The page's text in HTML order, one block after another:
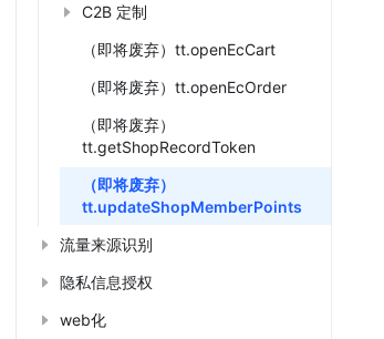
C2B 定制
（即将废弃）tt.openEcCart
（即将废弃）tt.openEcOrder
（即将废弃）
tt.getShopRecordToken
（即将废弃）
tt.updateShopMemberPoints
流量来源识别
隐私信息授权
web化